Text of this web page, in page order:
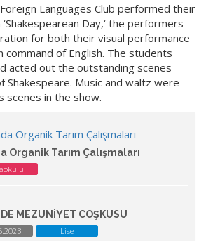
Languages Club performed their
Day,‘ the performers
for both their visual performance
command of English. The students
acted out the outstanding scenes
Shakespeare. Music and waltz were
scenes in the show.
Organik Tarım Çalışmaları
MEZUNİYET COŞKUSU
Lise